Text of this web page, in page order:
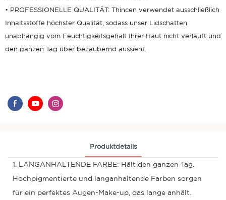
• PROFESSIONELLE QUALITÄT: Thincen verwendet ausschließlich
Inhaltsstoffe höchster Qualität, sodass unser Lidschatten
unabhängig vom Feuchtigkeitsgehalt Ihrer Haut nicht verläuft und
den ganzen Tag über bezaubernd aussieht.
Produktdetails
1. LANGANHALTENDE FARBE: Hält den ganzen Tag.
Hochpigmentierte und langanhaltende Farben sorgen
für ein perfektes Augen-Make-up, das lange anhält.